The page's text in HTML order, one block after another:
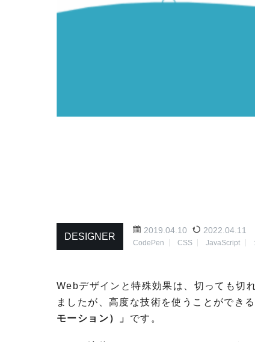
DESIGNER
2019.04.10 2022.04.11
CodePen CSS JavaScript
Webデザインと特殊効果は、切っても切
ましたが、高度な技術を使うことができ
モーション）」 です。